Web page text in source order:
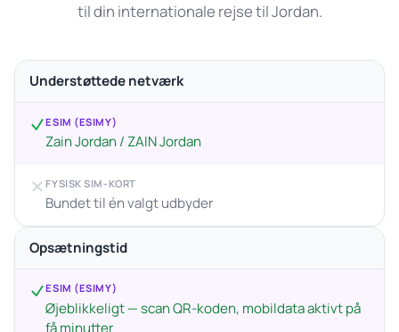
til din internationale rejse til Jordan.
Understøttede netværk
ESIM (ESIMY)
Zain Jordan / ZAIN Jordan
FYSISK SIM-KORT
Bundet til én valgt udbyder
Opsætningstid
ESIM (ESIMY)
Øjeblikkeligt — scan QR-koden, mobildata aktivt på
få minutter